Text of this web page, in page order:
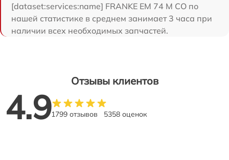
[dataset:services:name] FRANKE EM 74 M CO по
нашей статистике в среднем занимает 3 часа при
наличии всех необходимых запчастей.
Отзывы клиентов
4.91799 отзывов 5358 оценок